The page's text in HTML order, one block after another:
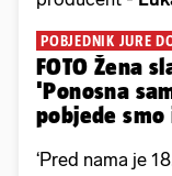
POBJEDNIK JURE
FOTO Žena
'Ponosna
pobjede
‘Pred nama je